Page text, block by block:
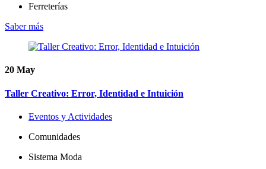
Ferreterías
Saber más
20 May
Taller Creativo: Error, Identidad e Intuición
Eventos y Actividades
Comunidades
Sistema Moda